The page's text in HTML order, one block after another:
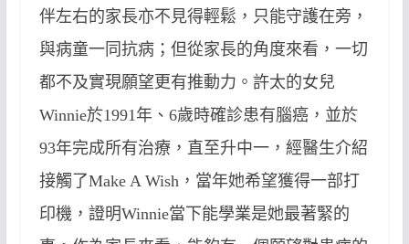
伴左右的家長亦不見得輕鬆，只能守護在旁，
與病童一同抗病；但從家長的角度來看，一切
都不及實現願望更有推動力。 許太的女兒
Winnie於1991年、 6歲時確診患有腦癌，並於
93年完成所有治療，直至升中一，經醫生介紹
接觸了Make A Wish，當年她希望獲得一部打
印機，證明Winnie當下能學業是她最著緊的